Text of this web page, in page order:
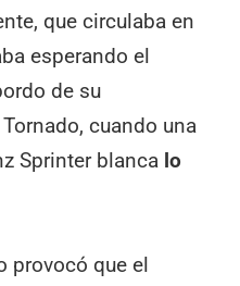
que circulaba en
esperando el
de su
cuando una
Sprinter blanca lo
provocó que el